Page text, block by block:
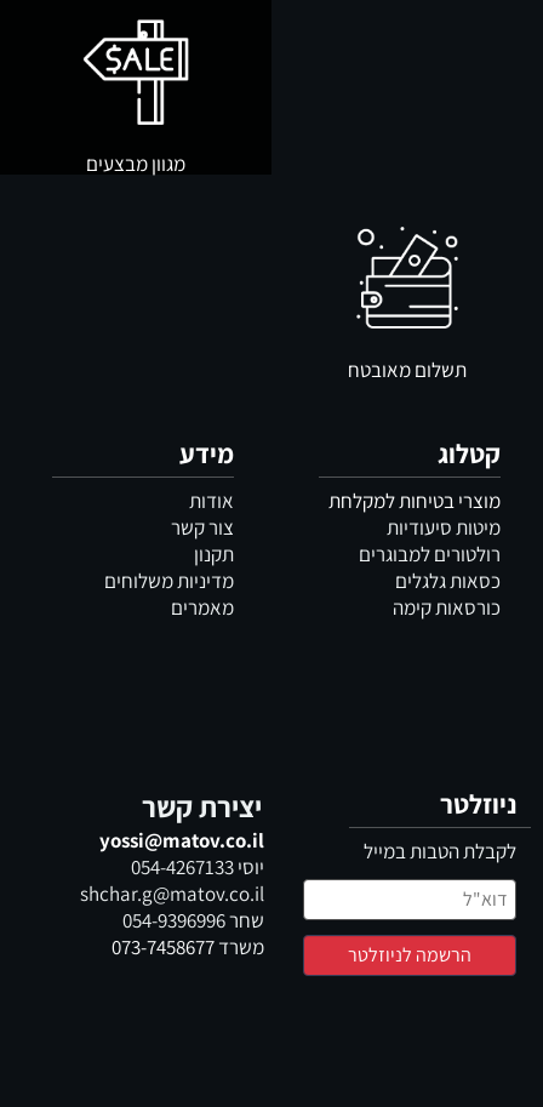
מגוון מבצעים
תשלום מאובטח
קטלוג
מוצרי בטיחות למקלחת
מיטות סיעודיות
רולטורים למבוגרים
כסאות גלגלים
כורסאות קימה
מידע
אודות
צור קשר
תקנון
מדיניות משלוחים
מאמרים
ניוזלטר
לקבלת הטבות במייל
יצירת קשר
yossi@matov.co.il
יוסי054-4267133
shchar.g@matov.co.il
שחר054-9396996
משרד073-7458677